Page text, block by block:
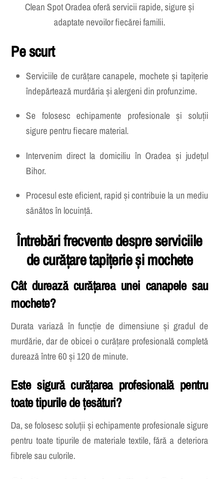
Clean Spot Oradea oferă servicii rapide, sigure și
adaptate nevoilor fiecărei familii.
Pe scurt
Serviciile de curățare canapele, mochete și tapițerie
îndepărtează murdăria și alergeni din profunzime.
Se folosesc echipamente profesionale și soluții
sigure pentru fiecare material.
Intervenim direct la domiciliu în Oradea și județul
Bihor.
Procesul este eficient, rapid și contribuie la un mediu
sănătos în locuință.
Întrebări frecvente despre serviciile
de curățare tapițerie și mochete
Cât durează curățarea unei canapele sau
mochete?
Durata variază în funcție de dimensiune și gradul de
murdărie, dar de obicei o curățare profesională completă
durează între 60 și 120 de minute.
Este sigură curățarea profesională pentru
toate tipurile de țesături?
Da, se folosesc soluții și echipamente profesionale sigure
pentru toate tipurile de materiale textile, fără a deteriora
fibrele sau culorile.